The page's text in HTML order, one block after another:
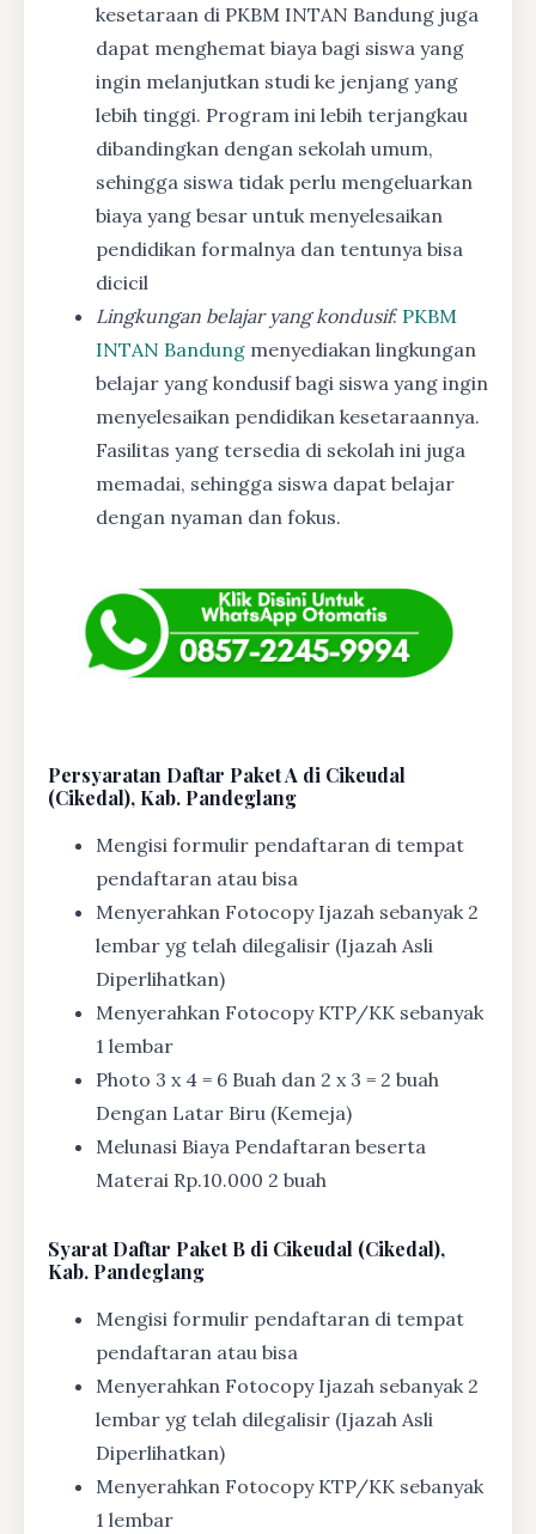
kesetaraan di PKBM INTAN Bandung juga
dapat menghemat biaya bagi siswa yang
ingin melanjutkan studi ke jenjang yang
lebih tinggi. Program ini lebih terjangkau
dibandingkan dengan sekolah umum,
sehingga siswa tidak perlu mengeluarkan
biaya yang besar untuk menyelesaikan
pendidikan formalnya dan tentunya bisa
dicicil
Lingkungan belajar yang kondusif: PKBM
INTAN Bandung menyediakan lingkungan
belajar yang kondusif bagi siswa yang ingin
menyelesaikan pendidikan kesetaraannya.
Fasilitas yang tersedia di sekolah ini juga
memadai, sehingga siswa dapat belajar
dengan nyaman dan fokus.
Persyaratan Daftar Paket A di Cikeudal
(Cikedal), Kab. Pandeglang
Mengisi formulir pendaftaran di tempat
pendaftaran atau bisa
Menyerahkan Fotocopy Ijazah sebanyak 2
lembar yg telah dilegalisir (Ijazah Asli
Diperlihatkan)
Menyerahkan Fotocopy KTP/KK sebanyak
1 lembar
Photo 3 x 4 = 6 Buah dan 2 x 3 = 2 buah
Dengan Latar Biru (Kemeja)
Melunasi Biaya Pendaftaran beserta
Materai Rp.10.000 2 buah
SyaratDaftar Paket B di Cikeudal (Cikedal),
Kab. Pandeglang
Mengisi formulir pendaftaran di tempat
pendaftaran atau bisa
Menyerahkan Fotocopy Ijazah sebanyak 2
lembar yg telah dilegalisir (Ijazah Asli
Diperlihatkan)
Menyerahkan Fotocopy KTP/KK sebanyak
1 lembar